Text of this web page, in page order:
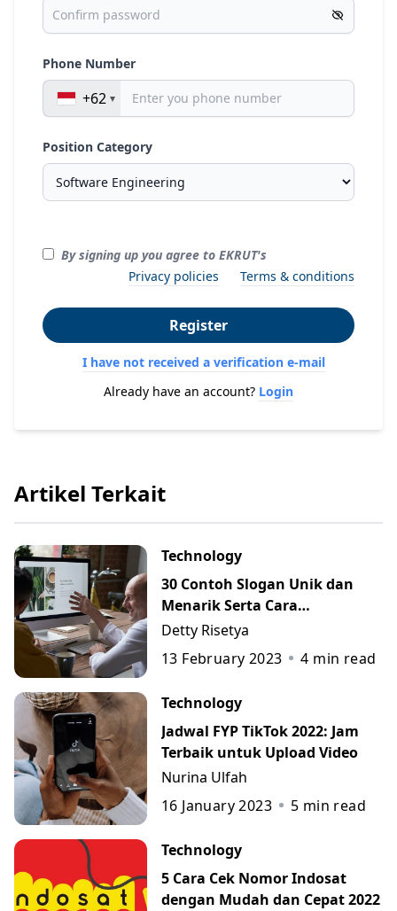
Phone Number
+62
Position Category
By signing up you agree to EKRUT's
Privacy policies
Terms & conditions
Register
I have not received a verification e-mail
Already have an account? Login
Artikel Terkait
Technology
30 Contoh Slogan Unik dan
Menarik Serta Cara
Membuatnya
Detty Risetya
13 February 2023
4 min read
Technology
Jadwal FYP TikTok 2022: Jam
Terbaik untuk Upload Video
Nurina Ulfah
16 January 2023
5 min read
Technology
5 Cara Cek Nomor Indosat
dengan Mudah dan Cepat 2022